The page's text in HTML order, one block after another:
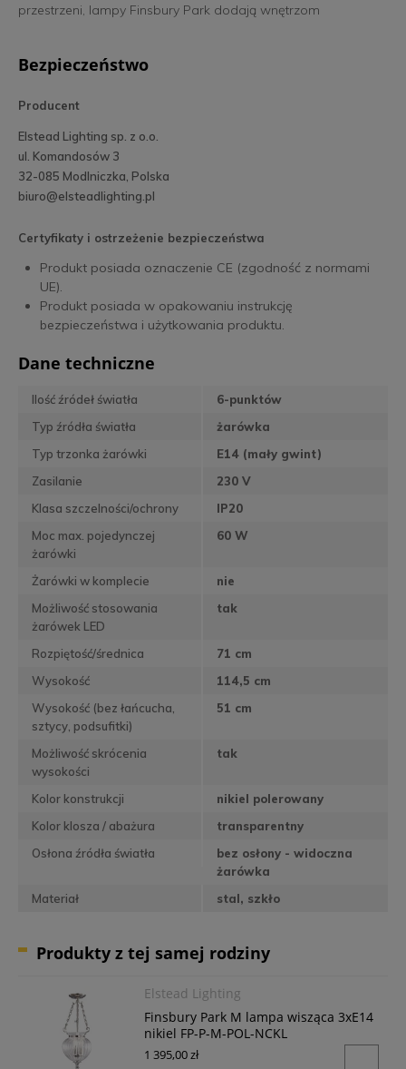
przestrzeni, lampy Finsbury Park dodają wnętrzom
prezentowanego na zdjęciu.
Bezpieczeństwo
Producent
Elstead Lighting sp. z o.o.
ul. Komandosów 3
32-085 Modlniczka, Polska
biuro@elsteadlighting.pl
Certyfikaty i ostrzeżenie bezpieczeństwa
Produkt posiada oznaczenie CE (zgodność z normami
UE).
Produkt posiada w opakowaniu instrukcję
bezpieczeństwa i użytkowania produktu.
Dane techniczne
Ilość źródeł światła
6-punktów
Typ źródła światła
żarówka
Typ trzonka żarówki
E14 (mały gwint)
Zasilanie
230 V
Klasa szczelności/ochrony
IP20
Moc max. pojedynczej
żarówki
60 W
Żarówki w komplecie
nie
Możliwość stosowania
żarówek LED
tak
Rozpiętość/średnica
71 cm
Wysokość
114,5 cm
Wysokość (bez łańcucha,
sztycy, podsufitki)
51 cm
Możliwość skrócenia
wysokości
tak
Kolor konstrukcji
nikiel polerowany
Kolor klosza / abażura
transparentny
Osłona źródła światła
bez osłony - widoczna
żarówka
Materiał
stal, szkło
Produkty z tej samej rodziny
Elstead Lighting
Finsbury Park M lampa wisząca 3xE14
nikiel FP-P-M-POL-NCKL
1 395,00 zł